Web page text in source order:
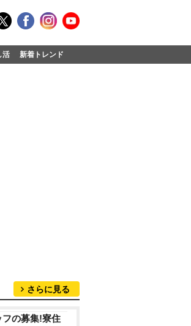
活 新着トレンド
さらに見る
の募集!寮住